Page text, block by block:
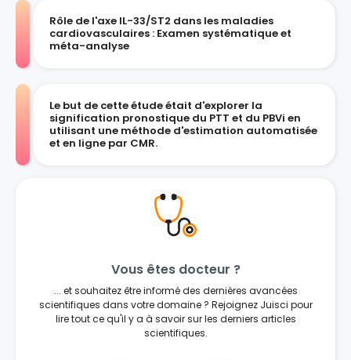
Rôle de l'axe IL-33/ST2 dans les maladies
cardiovasculaires : Examen systématique et
méta-analyse
Le but de cette étude était d'explorer la
signification pronostique du PTT et du PBVi en
utilisant une méthode d'estimation automatisée
et en ligne par CMR.
Vous êtes docteur ?
... et souhaitez être informé des dernières avancées
scientifiques dans votre domaine ? Rejoignez Juisci pour
lire tout ce qu'il y a à savoir sur les derniers articles
scientifiques.